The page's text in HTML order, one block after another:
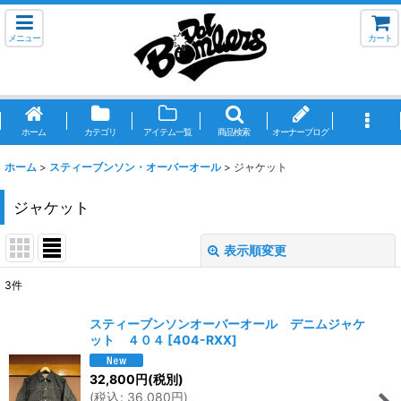
メニュー カート
ホーム カテゴリ アイテム一覧 商品検索 オーナーブログ
ホーム > スティーブンソン・オーバーオール > ジャケット
ジャケット
表示順変更
並び順:
3件
スティーブンソンオーバーオール デニムジャケ
ット ４０４ [404-RXX]
32,800円(税別)
(税込: 36,080円)